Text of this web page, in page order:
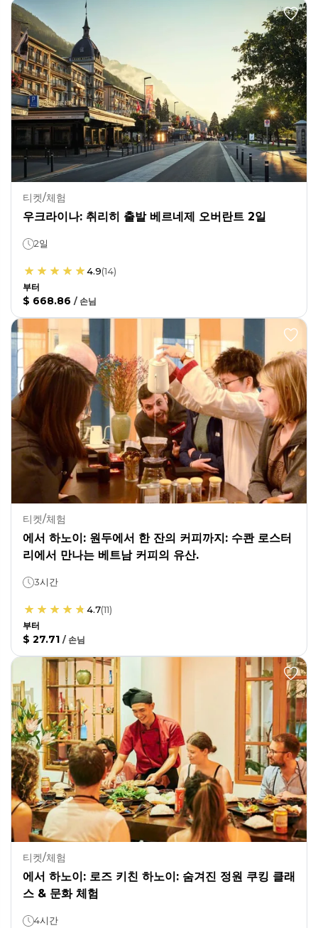
티켓/체험
우크라이나: 취리히 출발 베르네제 오버란트 2일
2일
4.9(14)
부터
$ 668.86 / 손님
티켓/체험
에서 하노이: 원두에서 한 잔의 커피까지: 수콴 로스터
리에서 만나는 베트남 커피의 유산.
3시간
4.7(11)
부터
$ 27.71 / 손님
티켓/체험
에서 하노이: 로즈 키친 하노이: 숨겨진 정원 쿠킹 클래
스 & 문화 체험
4시간